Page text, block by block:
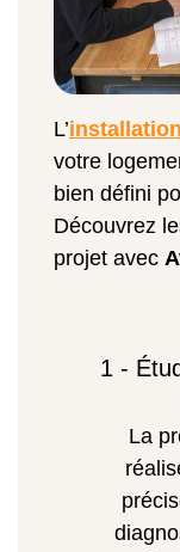
L’
votre
bien défini
Découvrez
projet avec
1 -
La